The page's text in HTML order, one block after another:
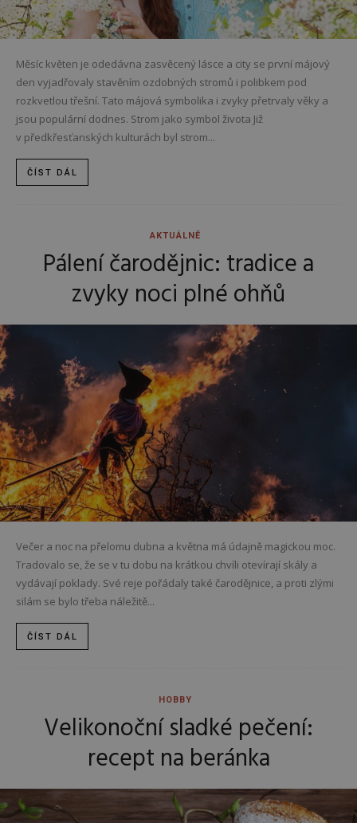
Měsíc květen je odedávna zasvěcený lásce a city se první májový
den vyjadřovaly stavěním ozdobných stromů i polibkem pod
rozkvetlou třešní. Tato májová symbolika i zvyky přetrvaly věky a
jsou populární dodnes. Strom jako symbol života Již
v předkřesťanských kulturách byl strom...
ČÍST DÁL
AKTUÁLNĚ
Pálení čarodějnic: tradice a
zvyky noci plné ohňů
Večer a noc na přelomu dubna a května má údajně magickou moc.
Tradovalo se, že se v tu dobu na krátkou chvíli otevírají skály a
vydávají poklady. Své reje pořádaly také čarodějnice, a proti zlými
silám se bylo třeba náležitě...
ČÍST DÁL
HOBBY
Velikonoční sladké pečení:
recept na beránka